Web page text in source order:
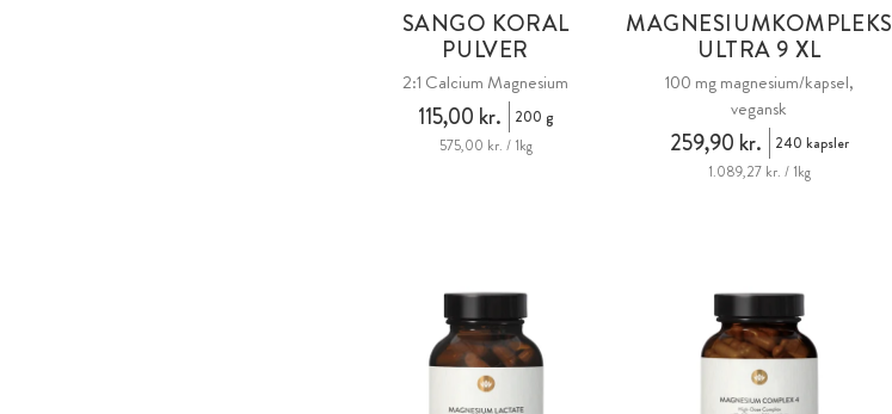
SANGO KORAL
PULVER
2:1 Calcium Magnesium
115,00 kr.
200 g
575,00 kr. / 1kg
MAGNESIUMKOMPLEKS
ULTRA 9 XL
100 mg magnesium/kapsel,
vegansk
259,90 kr.
240 kapsler
1.089,27 kr. / 1kg